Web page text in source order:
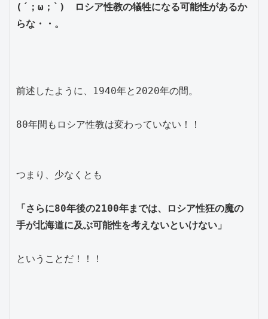
(´；ω；`)　ロシア性教の犠牲になる可能性があるか
らな・・。
前述したように、1940年と2020年の間。
80年間もロシア性教は変わっていない！！
つまり、少なくとも
「さらに80年後の2100年までは、ロシア性狂の魔の
手が北海道に及ぶ可能性を考えないといけない」
ということだ！！！